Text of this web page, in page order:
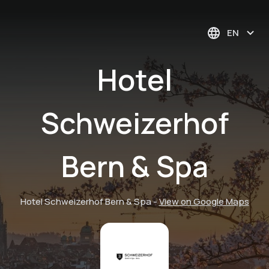
EN
Hotel
Schweizerhof
Bern & Spa
Hotel Schweizerhof Bern & Spa-View on Google Maps